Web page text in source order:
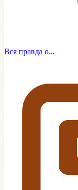
Вся правда о...